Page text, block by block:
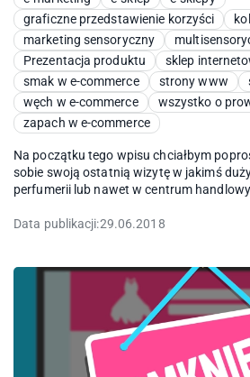
graficzne przedstawienie korzyści
marketing sensoryczny
Prezentacja produktu
sklep
smak w e-commerce
strony www
węch w e-commerce
wszystko o
zapach w e-commerce
Na początku tego wpisu chciałbym
sobie swoją ostatnią wizytę w jakimś
perfumerii lub nawet w centrum
Data publikacji:29.06.2018